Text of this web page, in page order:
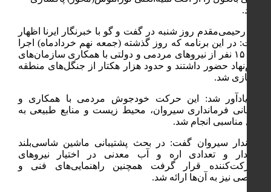
کردند.
جواد رحیمی‌مقدم روز شنبه در گفت و گو با خبرنگار ایرنا اظهار
داشت: در این برنامه که روز گذشته (جمعه نهم خردادماه) اجرا
شد ۱۵۰ نفر از نیروهای مردمی و دولتی با همکاری سازمان‌های
مردم‌نهاد حضور داشتند و حدود هزار هکتار از جنگل‌های منطقه
پاکسازی شد.
وی یادآور شد: این حرکت خودجوش مردمی با همکاری و
پشتیبانی فرمانداری سیروان، محیط زیست و منابع طبیعی به
شکل مناسبی انجام شد.
فرماندار سیروان گفت: در بحث پشتیبانی ماشین شاسی‌بلند
کمک‌دار و تعدادی اره و آب معدنی در اختیار نیروهای
مشارکت‌کننده قرار گرفت همچنین راهنمایی‌های فنی و
تخصصی نیز به آن‌ها ارائه شد.